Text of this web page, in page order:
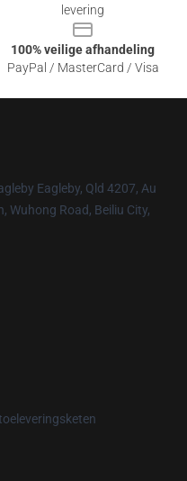
levering
100% veilige afhandeling
PayPal / MasterCard / Visa
Eagleby, Qld 4207, Au
Wuhong Road, Beiliu City,